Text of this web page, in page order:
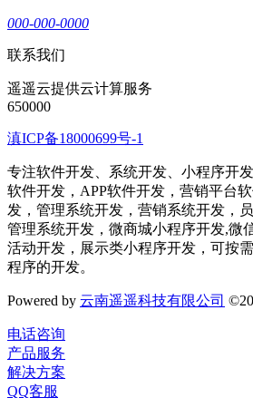
000-000-0000
联系我们
遥遥云提供云计算服务
650000
滇ICP备18000699号-1
专注软件开发、系统开发、小程序开
软件开发，APP软件开发，营销平台
发，管理系统开发，营销系统开发，
管理系统开发，微商城小程序开发,微
活动开发，展示类小程序开发，可按
程序的开发。
Powered by 云南遥遥科技有限公司
电话咨询
产品服务
解决方案
QQ客服